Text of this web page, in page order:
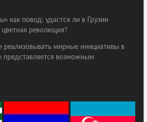
как повод: удастся ли в Грузии
цветная революция?
реализовывать мирные инициативы в
представляется возможным